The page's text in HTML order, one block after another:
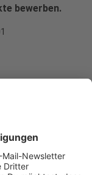
bewerben.
mit unserer
Jahre
so erfolgreich
über 86